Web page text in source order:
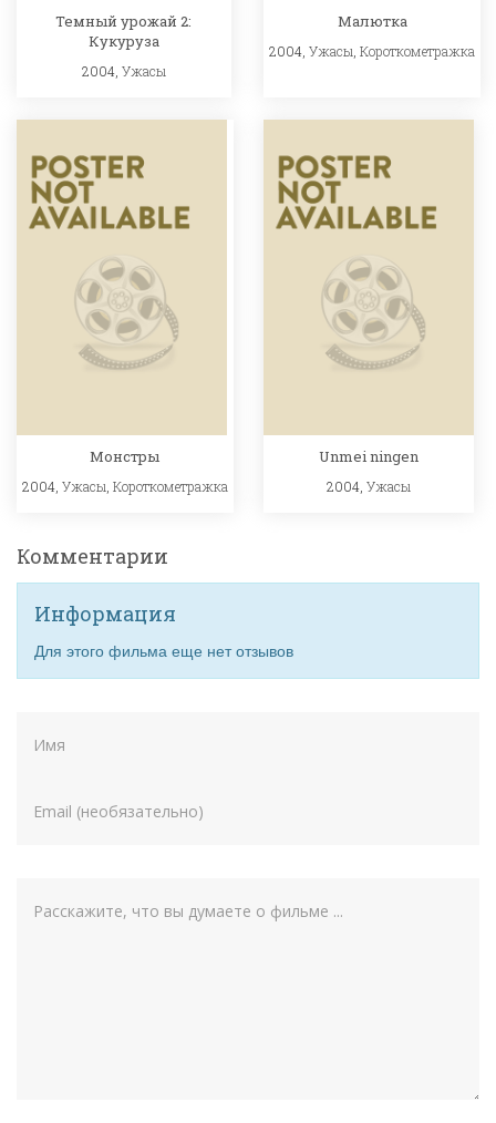
Темный урожай 2:
Кукуруза
2004, Ужасы
Малютка
2004,Ужасы ,Короткометражка
Монстры
2004, Ужасы Короткометражка
Unmei ningen
2004,Ужасы
Комментарии
Информация
Для этого фильма еще нет отзывов